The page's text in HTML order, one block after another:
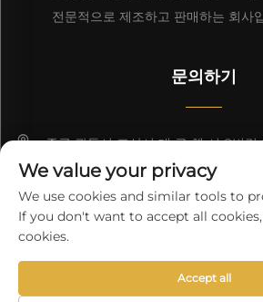
전문적으로 제조하고 판매하는 회사
문의하기
중국 광둥시 포산시 데 구 첸 시 8번길
8618676517177
[email protected]
저작권 © 2025 중국 포산 영리 제네SETS 회
We value your privacy
We use cookies and similar tools to
If you don't want to accept all
cookies.
Accept all